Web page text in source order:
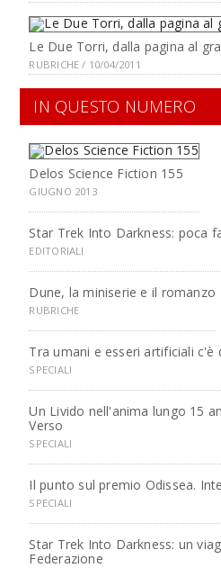
Le Due Torri, dalla pagina al
RUBRICHE / 10/04/2011
IN QUESTO NUMERO
Delos Science Fiction 155
GIUGNO 2013
Star Trek Into Darkness: poca
EDITORIALI
Dune, la miniserie e il romanzo
RUBRICHE
Tra umani e esseri artificiali c'è
SPECIALI
Un Livido nell'anima lungo 15
Verso
SPECIALI
Il punto sul premio Odissea.
SPECIALI
Star Trek Into Darkness: un
Federazione